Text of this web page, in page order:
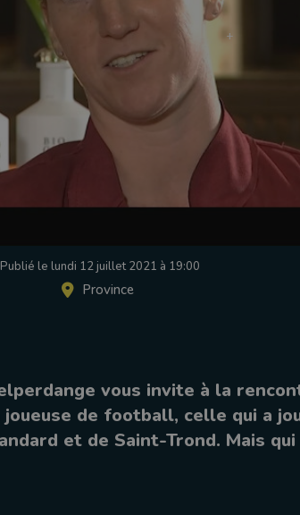
Publié le lundi 12 juillet 2021 à 19:00
Province
vous invite à la
de football, celle qui a
et de Saint-Trond. Mais